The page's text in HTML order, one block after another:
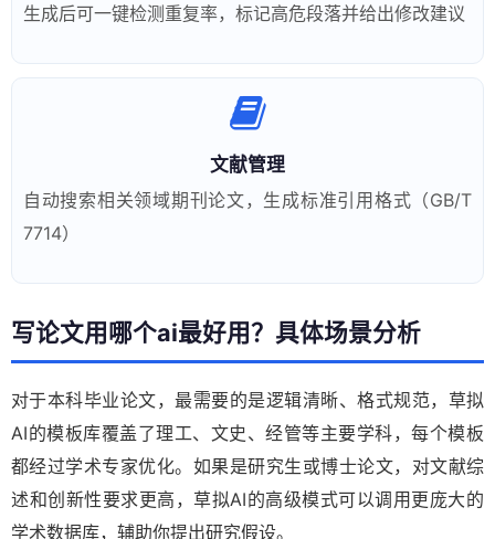
生成后可一键检测重复率，标记高危段落并给出修改建议
文献管理
自动搜索相关领域期刊论文，生成标准引用格式（GB/T
7714）
写论文用哪个ai最好用？具体场景分析
对于本科毕业论文，最需要的是逻辑清晰、格式规范，草拟
AI的模板库覆盖了理工、文史、经管等主要学科，每个模板
都经过学术专家优化。如果是研究生或博士论文，对文献综
述和创新性要求更高，草拟AI的高级模式可以调用更庞大的
学术数据库，辅助你提出研究假设。